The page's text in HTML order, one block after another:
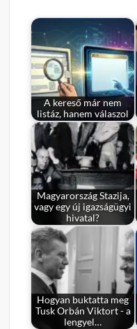
A kereső már nem
listáz, hanem válaszol
Magyarország Stazija,
vagy egy új igazságügyi
hivatal?
Hogyan buktatta meg
Tusk Orbán Viktort - a
lengyel…